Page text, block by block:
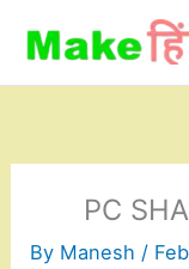
content
PC
By Manesh /